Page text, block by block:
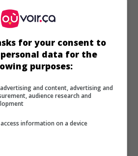
for your consent to
data for the
purposes:
and content, advertising and
audience research and
information on a device